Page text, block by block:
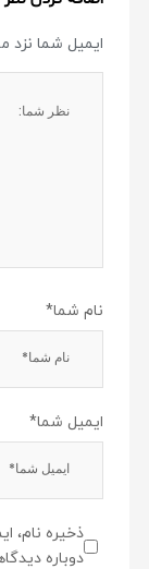
ایمیل شما
نام شما*
ایمیل شما*
ذخیره نام،
دوباره